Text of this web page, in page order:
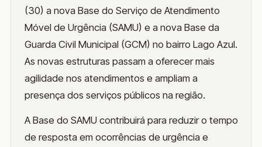
(30) a nova Base do Serviço de Atendimento
Móvel de Urgência (SAMU) e a nova Base da
Guarda Civil Municipal (GCM) no bairro Lago Azul.
As novas estruturas passam a oferecer mais
agilidade nos atendimentos e ampliam a
presença dos serviços públicos na região.
A Base do SAMU contribuirá para reduzir o tempo
de resposta em ocorrências de urgência e